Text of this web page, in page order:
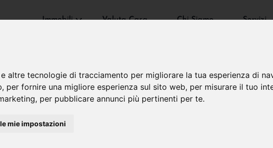
altre tecnologie di tracciamento per migliorare la tua esperienza di
, per fornire una migliore esperienza sul sito web, per misurare il tuo
, per pubblicare annunci più pertinenti per te.
mie impostazioni
Immobili Valuta Casa Chi Siamo Servizi